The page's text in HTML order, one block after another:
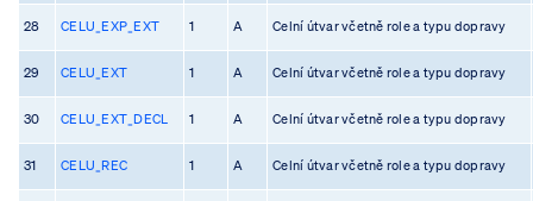
28 CELU_EXP_EXT 1 A Celní útvar včetně role a typu dopravy
29 CELU_EXT 1 A Celní útvar včetně role a typu dopravy
30 CELU_EXT_DECL 1 A Celní útvar včetně role a typu dopravy
31 CELU_REC 1 A Celní útvar včetně role a typu dopravy